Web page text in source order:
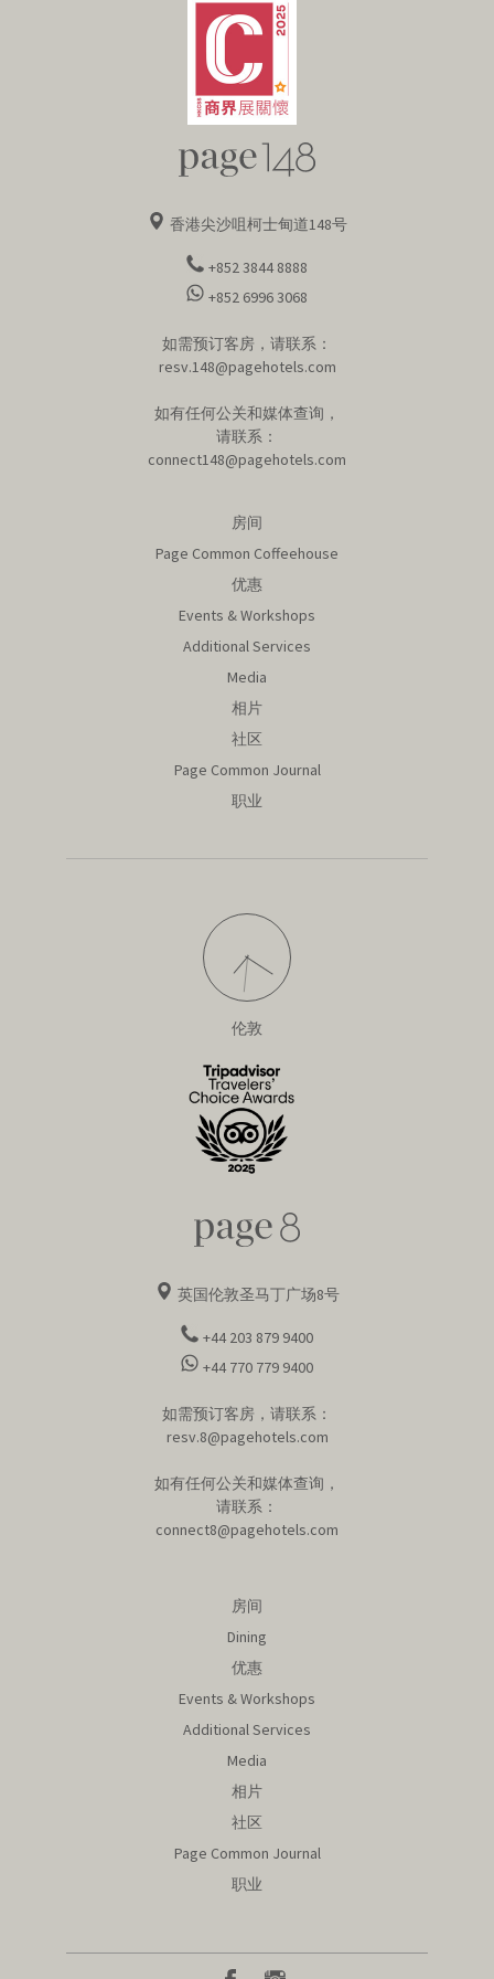
香港尖沙咀柯士甸道148号
+852 3844 8888
+852 6996 3068
如需预订客房，请联系：
resv.148@pagehotels.com
如有任何公关和媒体查询，
请联系：
connect148@pagehotels.com
房间
Page Common Coffeehouse
优惠
Events & Workshops
Additional Services
Media
相片
社区
Page Common Journal
职业
伦敦
英国伦敦圣马丁广场8号
+44 203 879 9400
+44 770 779 9400
如需预订客房，请联系：
resv.8@pagehotels.com
如有任何公关和媒体查询，
请联系：
connect8@pagehotels.com
房间
Dining
优惠
Events & Workshops
Additional Services
Media
相片
社区
Page Common Journal
职业